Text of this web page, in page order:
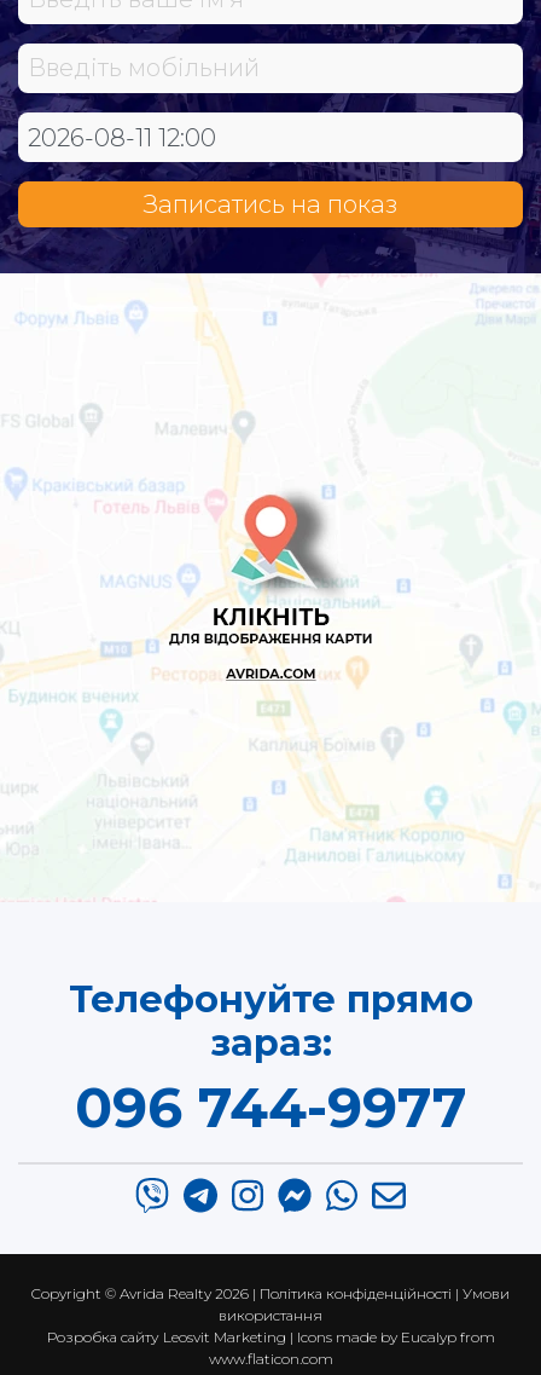
Записатись на показ
Телефонуйте прямо
зараз:
096 744-9977
Copyright © Avrida Realty 2026 | Політика конфіденційності | Умови
використання
Розробка сайту Leosvit Marketing | Icons made by Eucalypfrom
www.flaticon.com